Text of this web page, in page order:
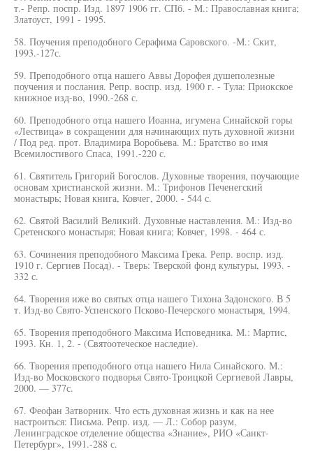
т.- Репр. поспр. Изд. 1897 1906 гг. СПб. - М.: Православная книга;
Златоуст, 1991 - 1995.
58. Поучения преподобного Серафима Саровского. -М.: Скит,
1993.-127с.
59. Преподобного отца нашего Аввы Дорофея душеполезные
поучения и послания. Репр. воспр. изд. 1900 г. - Тула: Приокское
книжное изд-во, 1990.-268 с.
60. Преподобного отца нашего Иоанна, игумена Синайской горы
«Лествица» в сокращении для начинающих путь духовной жизни
/ Под ред. прот. Владимира Воробьева. М.: Братство во имя
Всемилостивого Спаса, 1991.-220 с.
61. Святитель Григорий Богослов. Духовные творения, поучающие
основам христианской жизни. М.: Трифонов Печенегский
монастырь; Новая книга, Ковчег, 2000. - 544 с.
62. Святой Василий Великий. Духовные наставления. М.: Изд-во
Сретенского монастыря; Новая книга; Ковчег, 1998. - 464 с.
63. Сочинения преподобного Максима Грека. Репр. воспр. изд.
1910 г. Сергиев Посад). - Тверь: Тверской фонд культуры, 1993. -
332 с.
64. Творения иже во святых отца нашего Тихона Задонского. В 5
т. Изд-во Свято-Успенского Псково-Печерского монастыря, 1994.
65. Творения преподобного Максима Исповедника. М.: Мартис,
1993. Кн. 1, 2. - (Святоотеческое наследие).
66. Творения преподобного отца нашего Нила Синайского. М.:
Изд-во Московского подворья Свято-Троицкой Сергиевой Лавры,
2000. — 377с.
67. Феофан Затворник. Что есть духовная жизнь и как на нее
настроиться: Письма. Репр. изд. — Л.: Собор разум,
Ленинградское отделение общества «Знание», РИО «Санкт-
Петербург», 1991.-288 с.